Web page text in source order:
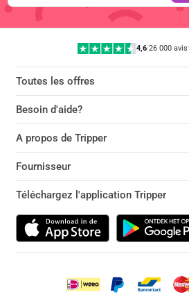
4,6|26 000 avis
Toutes les offres
Besoin d'aide?
A propos de Tripper
Fournisseur
Téléchargez l'application Tripper